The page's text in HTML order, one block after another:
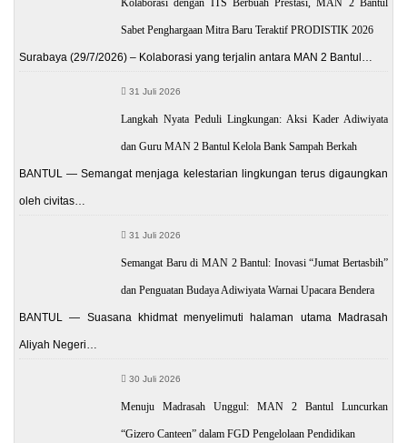
Sabet Penghargaan Mitra Baru Teraktif PRODISTIK 2026
Surabaya (29/7/2026) – Kolaborasi yang terjalin antara MAN 2 Bantul…
31 Juli 2026
Langkah Nyata Peduli Lingkungan: Aksi Kader Adiwiyata
dan Guru MAN 2 Bantul Kelola Bank Sampah Berkah
BANTUL — Semangat menjaga kelestarian lingkungan terus digaungkan
oleh civitas…
31 Juli 2026
Semangat Baru di MAN 2 Bantul: Inovasi “Jumat Bertasbih”
dan Penguatan Budaya Adiwiyata Warnai Upacara Bendera
BANTUL — Suasana khidmat menyelimuti halaman utama Madrasah
Aliyah Negeri…
30 Juli 2026
Menuju Madrasah Unggul: MAN 2 Bantul Luncurkan
“Gizero Canteen” dalam FGD Pengelolaan Pendidikan